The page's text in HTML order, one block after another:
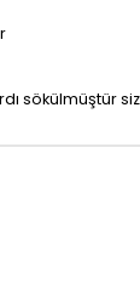
sökülmüştür